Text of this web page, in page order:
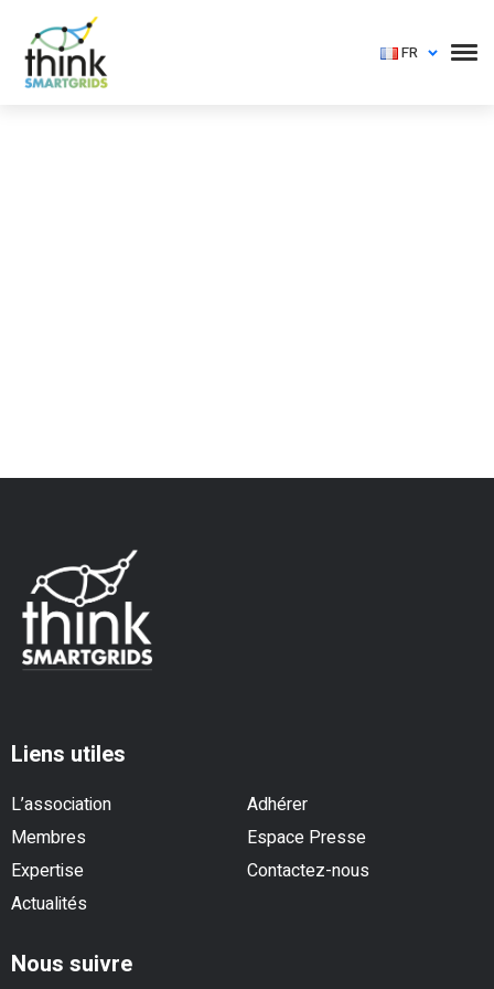
FR
Vous devez vous identifier pour voir cet événement
Liens utiles
L’association
Adhérer
Membres
Espace Presse
Expertise
Contactez-nous
Actualités
Nous suivre